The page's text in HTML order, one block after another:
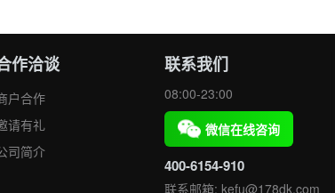
作洽谈
户合作
请有礼
司简介
联系我们
08:00-23:00
微信在线咨询
400-6154-910
联系邮箱: kefu@178dk.com